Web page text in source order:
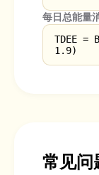
每日总能量
TDEE
1.9)
常见问